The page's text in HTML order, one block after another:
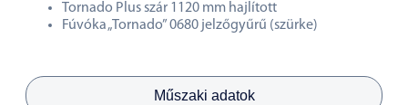
Műszaki adatok
Tornado Plus szár 1120 mm hajlított
Fúvóka „Tornado” 0680 jelzőgyűrű (szürke)